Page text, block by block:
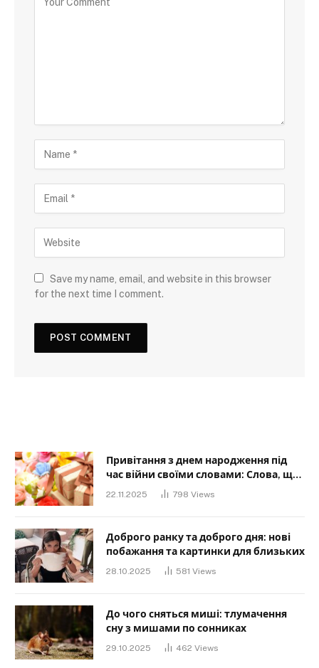
Save my name, email, and website in this browser
for the next time I comment.
Привітання з днем народження під
час війни своїми словами: Слова, що
дарують надію та силу
22.11.2025 798 Views
Доброго ранку та доброго дня: нові
побажання та картинки для близьких
28.10.2025 581 Views
До чого сняться миші: тлумачення
сну з мишами по сонниках
29.10.2025 462 Views